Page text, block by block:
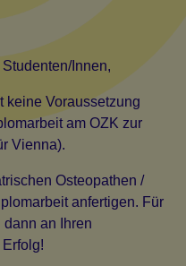
Innen,
keine Voraussetzung
am OZK zur
Vienna).
Osteopathen /
anfertigen. Für
an Ihren